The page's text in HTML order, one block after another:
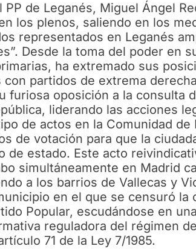
PP de Leganés, Miguel Ángel
los plenos, saliendo en los
representados en Leganés
Desde la toma del poder en
ha extremado sus
con partidos de extrema
furiosa oposición a la consulta
liderando las acciones
de actos en la Comunidad de
de votación para que la
de estado. Este acto
simultáneamente en Madrid
a los barrios de Vallecas y
en el que se censuró la
Popular, escudándose en
reguladora del régimen
71 de la Ley 7/1985.